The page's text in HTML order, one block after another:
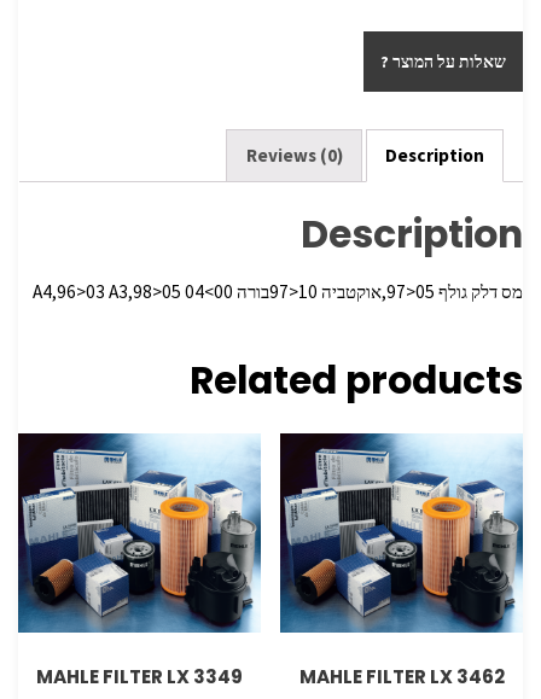
b
o
o
k
tt
er
ar
e
שאלות על המוצר ?
Description
Reviews (0)
Description
מס דלק גולף 05<97,אוקטביה 10<97בורה A4,96>03 A3,98>05 04<00
Related products
MAHLE FILTER LX 3462
MAHLE FILTER LX 3349